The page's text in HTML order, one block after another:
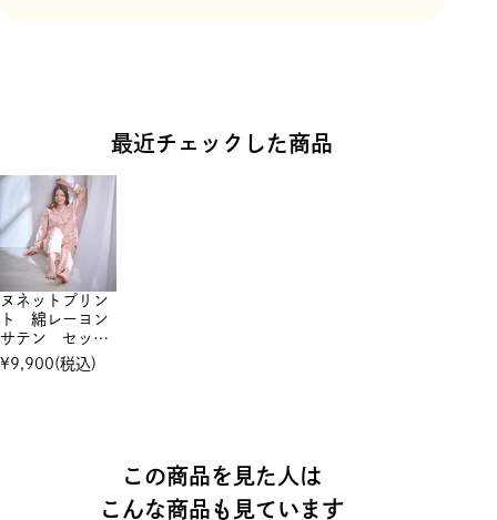
最近チェックした商品
ヌネットプリン
ト 綿レーヨン
サテン セット
アップ
¥9,900(税込)
この商品を見た人は
こんな商品も見ています